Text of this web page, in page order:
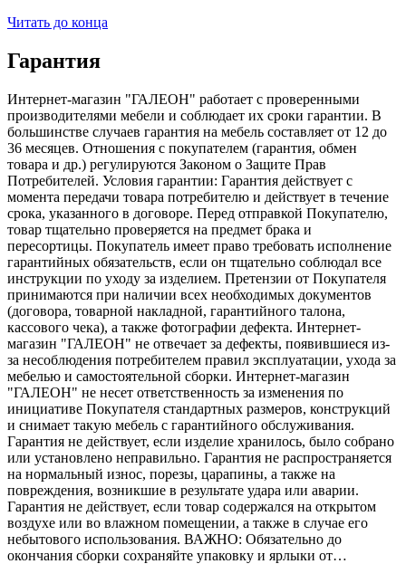
Читать до конца
Гарантия
Интернет-магазин "ГАЛЕОН" работает с проверенными
производителями мебели и соблюдает их сроки гарантии. В
большинстве случаев гарантия на мебель составляет от 12 до
36 месяцев. Отношения с покупателем (гарантия, обмен
товара и др.) регулируются Законом о Защите Прав
Потребителей. Условия гарантии: Гарантия действует с
момента передачи товара потребителю и действует в течение
срока, указанного в договоре. Перед отправкой Покупателю,
товар тщательно проверяется на предмет брака и
пересортицы. Покупатель имеет право требовать исполнение
гарантийных обязательств, если он тщательно соблюдал все
инструкции по уходу за изделием. Претензии от Покупателя
принимаются при наличии всех необходимых документов
(договора, товарной накладной, гарантийного талона,
кассового чека), а также фотографии дефекта. Интернет-
магазин "ГАЛЕОН" не отвечает за дефекты, появившиеся из-
за несоблюдения потребителем правил эксплуатации, ухода за
мебелью и самостоятельной сборки. Интернет-магазин
"ГАЛЕОН" не несет ответственность за изменения по
инициативе Покупателя стандартных размеров, конструкций
и снимает такую мебель с гарантийного обслуживания.
Гарантия не действует, если изделие хранилось, было собрано
или установлено неправильно. Гарантия не распространяется
на нормальный износ, порезы, царапины, а также на
повреждения, возникшие в результате удара или аварии.
Гарантия не действует, если товар содержался на открытом
воздухе или во влажном помещении, а также в случае его
небытового использования. ВАЖНО: Обязательно до
окончания сборки сохраняйте упаковку и ярлыки от…